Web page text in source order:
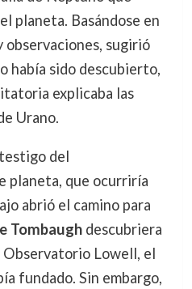
planeta. Basándose en
observaciones, sugirió
había sido descubierto,
explicaba las
Urano.
del
planeta, que ocurriría
abrió el camino para
Tombaughdescubriera
Lowell, el
fundado. Sin embargo,